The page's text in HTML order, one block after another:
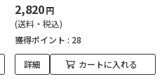
2,820円
(送料・税込)
獲得ポイント : 28
詳細 カートに入れる